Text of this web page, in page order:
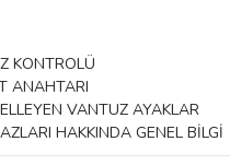
KONTROLÜ
ANAHTARI
VANTUZ AYAKLAR
HAKKINDA GENEL BİLGİ